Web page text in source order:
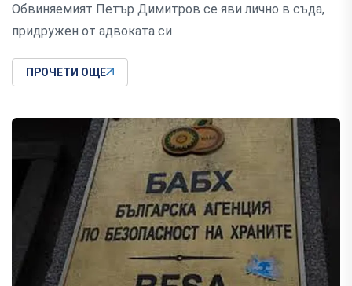
Обвиняемият Петър Димитров се яви лично в съда,
придружен от адвоката си
ПРОЧЕТИ ОЩЕ